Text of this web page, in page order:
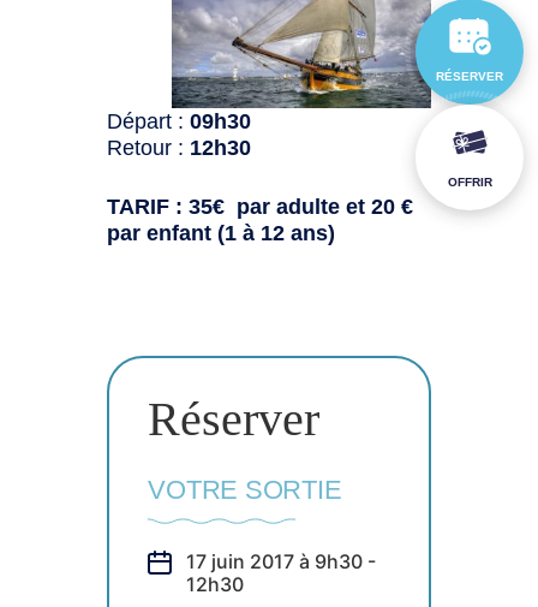
Départ :09h30
Retour : 12h30
TARIF : 35€ par adulte et 20 €
par enfant (1 à 12 ans)
Réserver
VOTRE SORTIE
17 juin 2017 à 9h30 -
12h30
RÉSERVER
OFFRIR